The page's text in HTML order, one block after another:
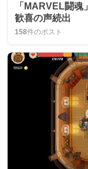
「MARVEL闘
歓喜の声続出
158件のポスト